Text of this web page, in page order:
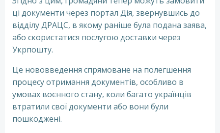
ці документи через портал Дія, звернувшись до
відділу ДРАЦС, в якому раніше була подана заява,
або скористатися послугою доставки через
Укрпошту.
Це нововведення спрямоване на полегшення
процесу отримання документів, особливо в
умовах воєнного стану, коли багато українців
втратили свої документи або вони були
пошкоджені.